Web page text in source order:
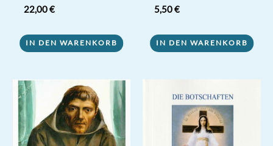
22,00€
IN DEN WARENKORB
5,50€
IN DEN WARENKORB